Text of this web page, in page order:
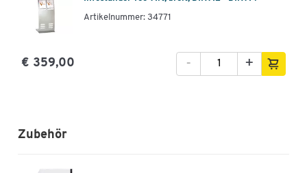
Artikelnummer: 34771
€ 359,00 +
-
Zubehör